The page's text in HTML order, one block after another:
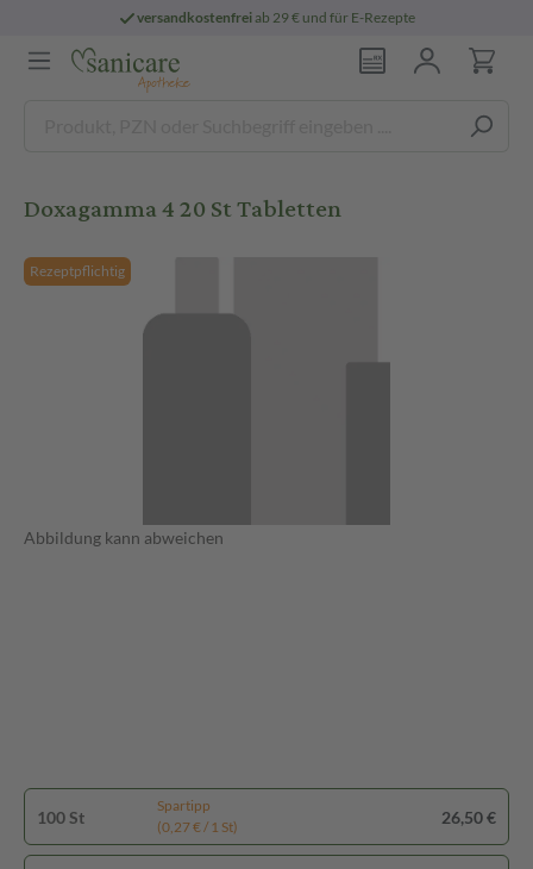
versandkostenfreiab 29 € und für E-Rezepte
Doxagamma 4 20 St Tabletten
Rezeptpflichtig
Abbildung kann abweichen
100 St
Spartipp
(0,27 € / 1 St)
26,50 €